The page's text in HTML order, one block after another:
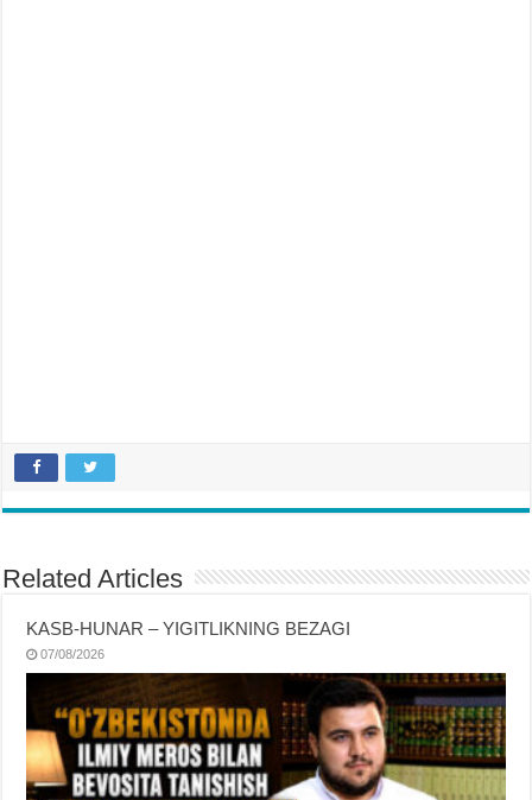
Related Articles
KASB-HUNAR – YIGITLIKNING BEZAGI
07/08/2026